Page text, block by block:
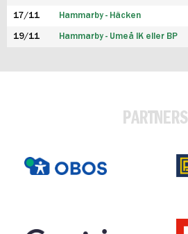
17/11 Hammarby - Häcken
19/11 Hammarby - Umeå IK eller BP
PARTNERS